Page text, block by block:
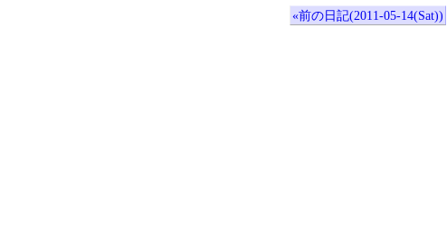
«前の日記(2011-05-14(Sat))